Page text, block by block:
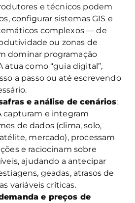
e técnicos podem
configurar sistemas GIS e
complexos — de
ou zonas de
dominar programação
atua como “guia digital”,
a passo ou até escrevendo
e análise de cenários:
capturam e integram
de dados (clima, solo,
mercado), processam
e raciocinam sobre
ajudando a antecipar
geadas, atrasos de
variáveis críticas.
e preços de